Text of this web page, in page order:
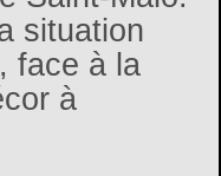
situation
face à la
à